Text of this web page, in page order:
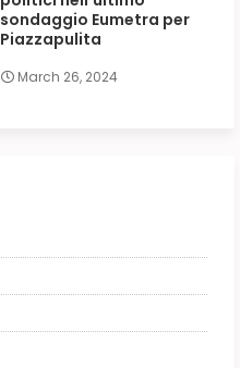
sondaggio Eumetra per
Piazzapulita
March 26, 2024